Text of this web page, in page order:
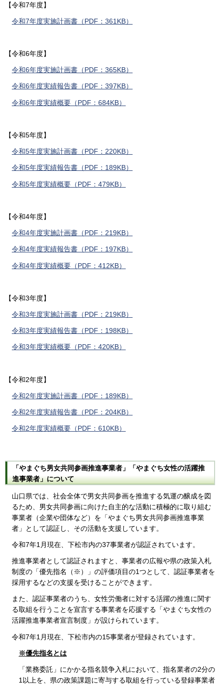
【令和7年度】
令和7年度実施計画書（PDF：361KB）
【令和6年度】
令和6年度実施計画書（PDF：365KB）
令和6年度実績報告書（PDF：397KB）
令和6年度実績概要（PDF：684KB）
【令和5年度】
令和5年度実施計画書（PDF：220KB）
令和5年度実績報告書（PDF：189KB）
令和5年度実績概要（PDF：479KB）
【令和4年度】
令和4年度実施計画書（PDF：219KB）
令和4年度実績報告書（PDF：197KB）
令和4年度実績概要（PDF：412KB）
【令和3年度】
令和3年度実施計画書（PDF：219KB）
令和3年度実績報告書（PDF：198KB）
令和3年度実績概要（PDF：420KB）
【令和2年度】
令和2年度実施計画書（PDF：189KB）
令和2年度実績報告書（PDF：204KB）
令和2年度実績概要（PDF：610KB）
「やまぐち男女共同参画推進事業者」「やまぐち女性の活躍推
進事業者」について
山口県では、社会全体で男女共同参画を推進する気運の醸成を図
るため、男女共同参画に向けた自主的な活動に積極的に取り組む
事業者（企業や団体など）を「やまぐち男女共同参画推進事業
者」として認証し、その活動を支援しています。
令和7年1月現在、下松市内の37事業者が認証されています。
推進事業者として認証されますと、事業者の広報や県の政策入札
制度の「優先指名（※）」の評価項目の1つとして、認証事業者を
採用するなどの支援を受けることができます。
また、認証事業者のうち、女性労働者に対する活躍の推進に関す
る取組を行うことを宣言する事業者を応援する「やまぐち女性の
活躍推進事業者宣言制度」が設けられています。
令和7年1月現在、下松市内の15事業者が登録されています。
※優先指名とは
「業務委託」にかかる指名競争入札において、指名業者の2分の
1以上を、県の政策課題に寄与する取組を行っている登録事業者